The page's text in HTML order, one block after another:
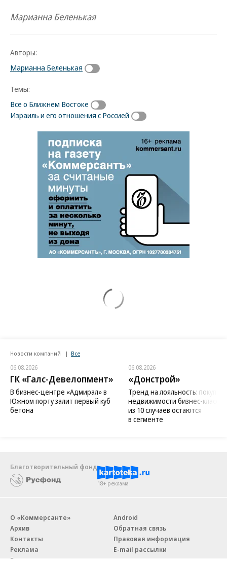
Марианна Беленькая
Авторы:
Марианна Беленькая
Темы:
Все о Ближнем Востоке
Израиль и его отношения с Россией
Новости компаний Все
06.08.2026
ГК «Галс-Девелопмент»
В бизнес-центре «Адмирал» в
Южном порту залит первый куб
бетона
06.08.2026
«Донстрой»
Тренд на лояльность:
недвижимости бизнес-класса
из 10 случаев остаются
в сегменте
Благотворительный фонд
18+ реклама
О «Коммерсанте»
Архив
Контакты
Реклама
Android
Обратная связь
Правовая информация
E-mail рассылки